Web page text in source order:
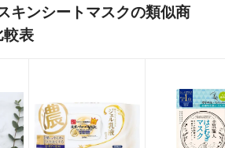
キンシートマスクの類似商
較表